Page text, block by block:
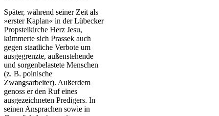
Später, während seiner Zeit als
»erster Kaplan« in der Lübecker
Propsteikirche Herz Jesu,
kümmerte sich Prassek auch
gegen staatliche Verbote um
ausgegrenzte, außenstehende
und sorgenbelastete Menschen
(z. B. polnische
Zwangsarbeiter). Außerdem
genoss er den Ruf eines
ausgezeichneten Predigers. In
seinen Ansprachen sowie in